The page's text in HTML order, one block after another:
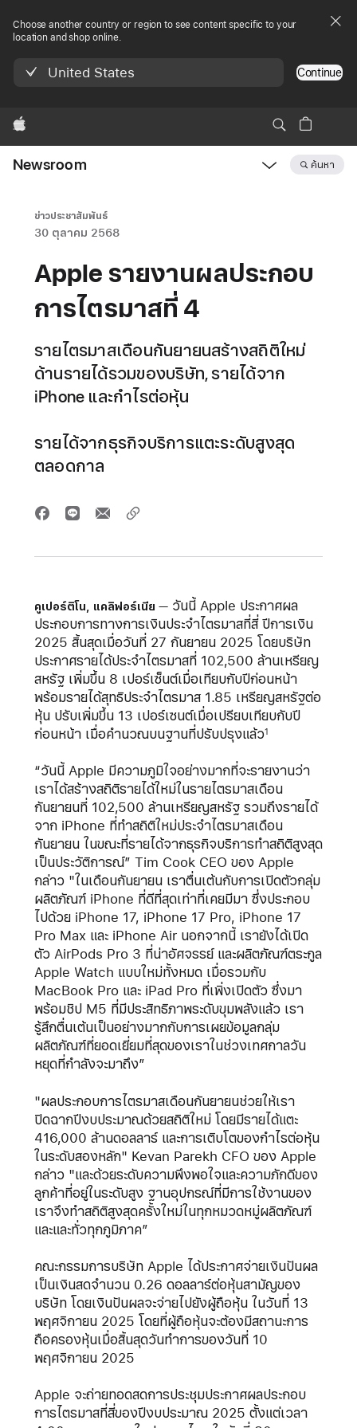
Choose another country or region to see content specific to your
location and shop online.
United States Continue
Apple
Newsroom
Open
ค้นหา
ข่าวประชาสัมพันธ์
30 ตุลาคม 2568
Apple รายงานผลประกอบ
การไตรมาสที่ 4
รายไตรมาสเดือนกันยายนสร้างสถิติใหม่
ด้านรายได้รวมของบริษัท, รายได้จาก
iPhone และกำไรต่อหุ้น
รายได้จากธุรกิจบริการแตะระดับสูงสุด
ตลอดกาล
คูเปอร์ติโน, แคลิฟอร์เนีย
วันนี้ Apple ประกาศผล
ประกอบการทางการเงินประจำไตรมาสที่สี่ ปีการเงิน
2025 สิ้นสุดเมื่อวันที่ 27 กันยายน 2025 โดยบริษัท
ประกาศรายได้ประจำไตรมาสที่ 102,500 ล้านเหรียญ
สหรัฐ เพิ่มขึ้น 8 เปอร์เซ็นต์เมื่อเทียบกับปีก่อนหน้า
พร้อมรายได้สุทธิประจำไตรมาส 1.85 เหรียญสหรัฐต่อ
หุ้น ปรับเพิ่มขึ้น 13 เปอร์เซนต์เมื่อเปรียบเทียบกับปี
ก่อนหน้า เมื่อคำนวณบนฐานที่ปรับปรุงแล้ว1
“วันนี้ Apple มีความภูมิใจอย่างมากที่จะรายงานว่า
เราได้สร้างสถิติรายได้ใหม่ในรายไตรมาสเดือน
กันยายนที่ 102,500 ล้านเหรียญสหรัฐ รวมถึงรายได้
จาก iPhone ที่ทำสถิติใหม่ประจำไตรมาสเดือน
กันยายน ในขณะที่รายได้จากธุรกิจบริการทำสถิติสูงสุด
เป็นประวัติการณ์” Tim Cook CEO ของ Apple
กล่าว "ในเดือนกันยายน เราตื่นเต้นกับการเปิดตัวกลุ่ม
ผลิตภัณฑ์ iPhone ที่ดีที่สุดเท่าที่เคยมีมา ซึ่งประกอบ
ไปด้วย iPhone 17, iPhone 17 Pro, iPhone 17
Pro Max และ iPhone Air นอกจากนี้ เรายังได้เปิด
ตัว AirPods Pro 3 ที่น่าอัศจรรย์ และผลิตภัณฑ์ตระกูล
Apple Watch แบบใหม่ทั้งหมด เมื่อรวมกับ
MacBook Pro และ iPad Pro ที่เพิ่งเปิดตัว ซึ่งมา
พร้อมชิป M5 ที่มีประสิทธิภาพระดับขุมพลังแล้ว เรา
รู้สึกตื่นเต้นเป็นอย่างมากกับการเผยข้อมูลกลุ่ม
ผลิตภัณฑ์ที่ยอดเยี่ยมที่สุดของเราในช่วงเทศกาลวัน
หยุดที่กำลังจะมาถึง”
"ผลประกอบการไตรมาสเดือนกันยายนช่วยให้เรา
ปิดฉากปีงบประมาณด้วยสถิติใหม่ โดยมีรายได้แตะ
416,000 ล้านดอลลาร์ และการเติบโตของกำไรต่อหุ้น
ในระดับสองหลัก" Kevan Parekh CFO ของ Apple
กล่าว "และด้วยระดับความพึงพอใจและความภักดีของ
ลูกค้าที่อยู่ในระดับสูง ฐานอุปกรณ์ที่มีการใช้งานของ
เราจึงทำสถิติสูงสุดครั้งใหม่ในทุกหมวดหมู่ผลิตภัณฑ์
และและทั่วทุกภูมิภาค”
คณะกรรมการบริษัท Apple ได้ประกาศจ่ายเงินปันผล
เป็นเงินสดจำนวน 0.26 ดอลลาร์ต่อหุ้นสามัญของ
บริษัท โดยเงินปันผลจะจ่ายไปยังผู้ถือหุ้น ในวันที่ 13
พฤศจิกายน 2025 โดยที่ผู้ถือหุ้นจะต้องมีสถานะการ
ถือครองหุ้นเมื่อสิ้นสุดวันทำการของวันที่ 10
พฤศจิกายน 2025
Apple จะถ่ายทอดสดการประชุมประกาศผลประกอบ
การไตรมาสที่สี่ของปีงบประมาณ 2025 ตั้งแต่เวลา